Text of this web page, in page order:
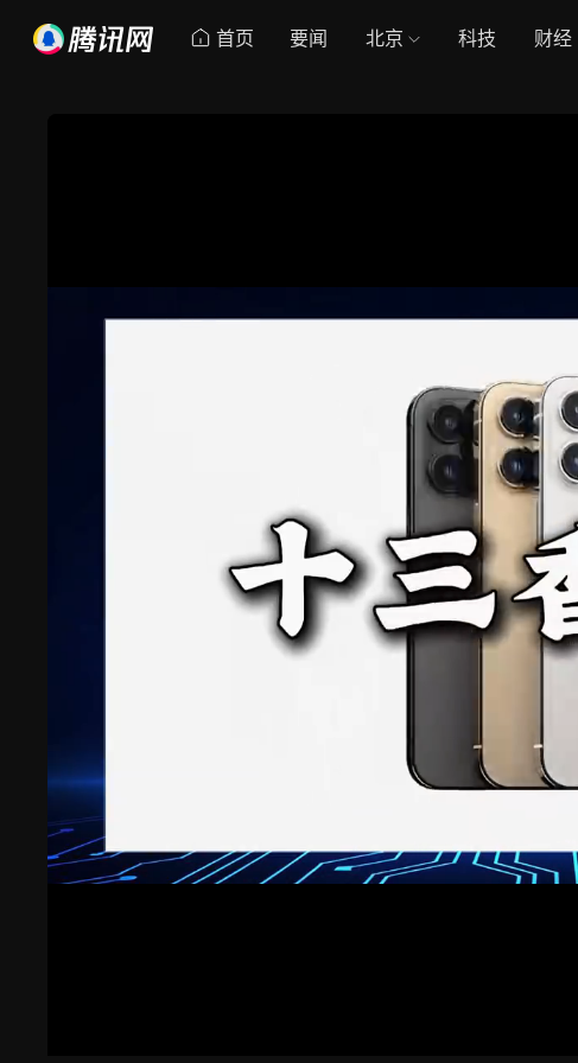
首页 要闻 北京 科技 财经